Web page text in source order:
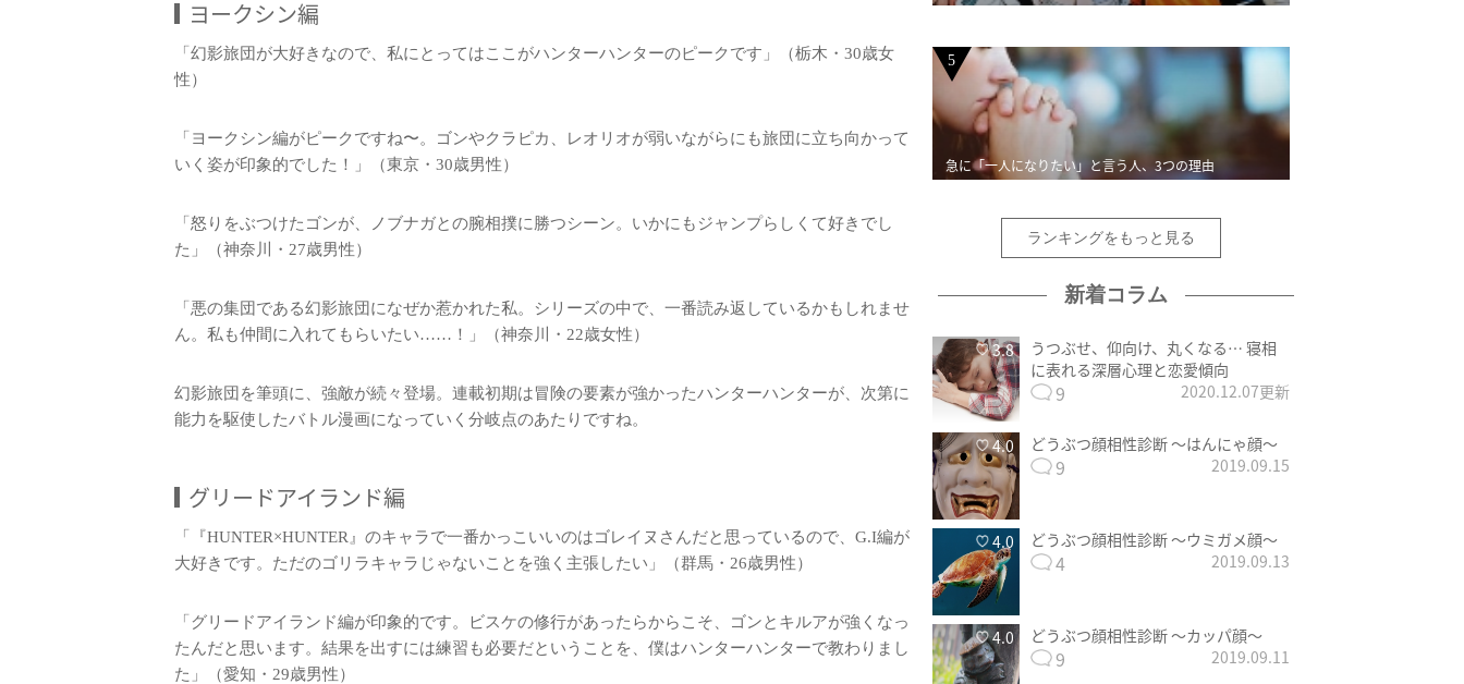
ヨークシン編
「幻影旅団が大好きなので、私にとってはここがハンターハンターのピークです」（栃木・30歳女
性）
「ヨークシン編がピークですね〜。ゴンやクラピカ、レオリオが弱いながらにも旅団に立ち向かって
いく姿が印象的でした！」（東京・30歳男性）
「怒りをぶつけたゴンが、ノブナガとの腕相撲に勝つシーン。いかにもジャンプらしくて好きでし
た」（神奈川・27歳男性）
「悪の集団である幻影旅団になぜか惹かれた私。シリーズの中で、一番読み返しているかもしれませ
ん。私も仲間に入れてもらいたい……！」（神奈川・22歳女性）
幻影旅団を筆頭に、強敵が続々登場。連載初期は冒険の要素が強かったハンターハンターが、次第に
能力を駆使したバトル漫画になっていく分岐点のあたりですね。
グリードアイランド編
「『HUNTER×HUNTER』のキャラで一番かっこいいのはゴレイヌさんだと思っているので、G.I編が
大好きです。ただのゴリラキャラじゃないことを強く主張したい」（群馬・26歳男性）
「グリードアイランド編が印象的です。ビスケの修行があったらからこそ、ゴンとキルアが強くなっ
たんだと思います。結果を出すには練習も必要だということを、僕はハンターハンターで教わりまし
た」（愛知・29歳男性）
5
急に「一人になりたい」と言う人、3つの理由
ランキングをもっと見る
新着コラム
3.8
うつぶせ、仰向け、丸くなる… 寝相
に表れる深層心理と恋愛傾向
9 2020.12.07更新
4.0 どうぶつ顔相性診断 〜はんにゃ顔〜
9 2019.09.15
4.0 どうぶつ顔相性診断 〜ウミガメ顔〜
4 2019.09.13
4.0 どうぶつ顔相性診断 〜カッパ顔〜
9 2019.09.11